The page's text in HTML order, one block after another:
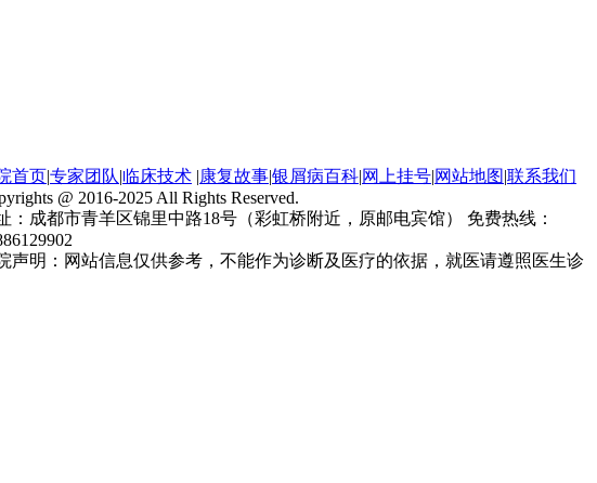
首页|专家团队|临床技术 |康复故事|银屑病百科|网上挂号|网站地图|联系我们
@ 2016-2025 All Rights Reserved.
：成都市青羊区锦里中路18号（彩虹桥附近，原邮电宾馆） 免费热线：
声明：网站信息仅供参考，不能作为诊断及医疗的依据，就医请遵照医生诊